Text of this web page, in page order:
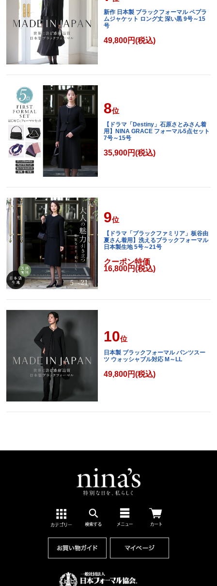
新作 日本製 ブラックフォーマル ペプラ
ムジャケット ロング丈 深い黒 9号～15
号
49,800円(税込)
8位
【ドラマ「Destiny」石原さとみさん着
用】NINA GRACE フォーマル5点セット
7号～15号
35,900円(税込)
9位
【ドラマ「ブラックファミリア」板谷由
夏さん着用】洗えるブラックフォーマル
日本製生地 5号～21号
クーポン特価
16,800円(税込)
10位
日本製 ブラックフォーマル パンツスー
ツ ウォッシャブル対応 M～LL
49,800円(税込)